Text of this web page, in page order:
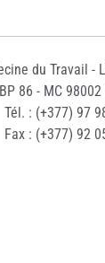
du Travail -
86 - MC 98002
Tél. : (+377) 97
Fax : (+377) 92